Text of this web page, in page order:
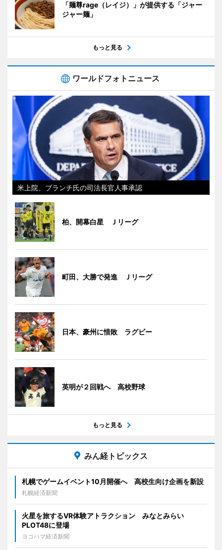
「麺尊rage（レイジ）」が提供する「ジャー
ジャー麺」
もっと見る
ワールドフォトニュース
米上院、ブランチ氏の司法長官人事承認
柏、開幕白星 Ｊリーグ
町田、大勝で発進 Ｊリーグ
日本、豪州に惜敗 ラグビー
英明が２回戦へ 高校野球
もっと見る
みん経トピックス
札幌でゲームイベント10月開催へ 高校生向け企画を新設
札幌経済新聞
火星を旅するVR体験アトラクション みなとみらい
PLOT48に登場
ヨコハマ経済新聞